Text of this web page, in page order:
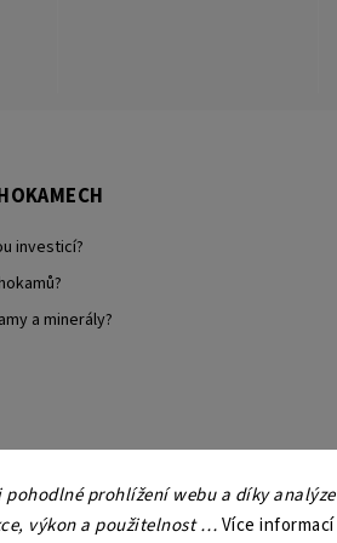
prohlížení webu a díky analýze
výkon a použitelnost …Více informací
investicí?
a minerály?